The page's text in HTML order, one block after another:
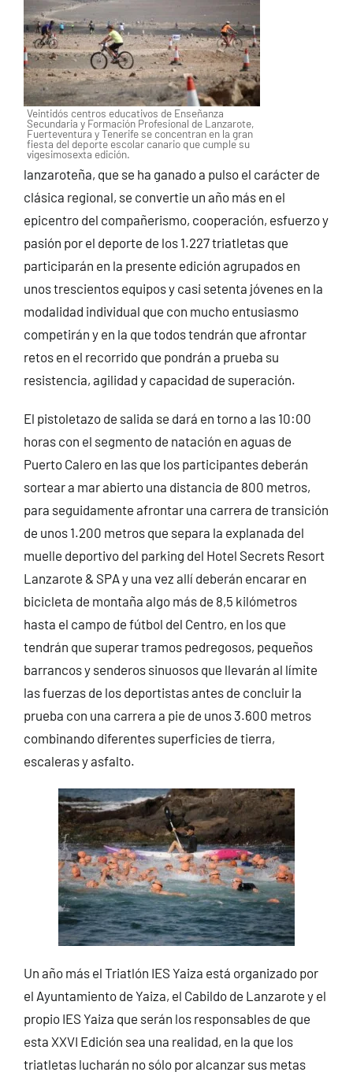
Veintidós centros educativos de Enseñanza
Secundaria y Formación Profesional de Lanzarote,
Fuerteventura y Tenerife se concentran en la gran
fiesta del deporte escolar canario que cumple su
vigesimosexta edición.
lanzaroteña, que se ha ganado a pulso el carácter de
clásica regional, se convertie un año más en el
epicentro del compañerismo, cooperación, esfuerzo y
pasión por el deporte de los 1.227 triatletas que
participarán en la presente edición agrupados en
unos trescientos equipos y casi setenta jóvenes en la
modalidad individual que con mucho entusiasmo
competirán y en la que todos tendrán que afrontar
retos en el recorrido que pondrán a prueba su
resistencia, agilidad y capacidad de superación.
El pistoletazo de salida se dará en torno a las 10:00
horas con el segmento de natación en aguas de
Puerto Calero en las que los participantes deberán
sortear a mar abierto una distancia de 800 metros,
para seguidamente afrontar una carrera de transición
de unos 1.200 metros que separa la explanada del
muelle deportivo del parking del Hotel Secrets Resort
Lanzarote & SPA y una vez allí deberán encarar en
bicicleta de montaña algo más de 8,5 kilómetros
hasta el campo de fútbol del Centro, en los que
tendrán que superar tramos pedregosos, pequeños
barrancos y senderos sinuosos que llevarán al límite
las fuerzas de los deportistas antes de concluir la
prueba con una carrera a pie de unos 3.600 metros
combinando diferentes superficies de tierra,
escaleras y asfalto.
Un año más el Triatlón IES Yaiza está organizado por
el Ayuntamiento de Yaiza, el Cabildo de Lanzarote y el
propio IES Yaiza que serán los responsables de que
esta XXVI Edición sea una realidad, en la que los
triatletas lucharán no sólo por alcanzar sus metas